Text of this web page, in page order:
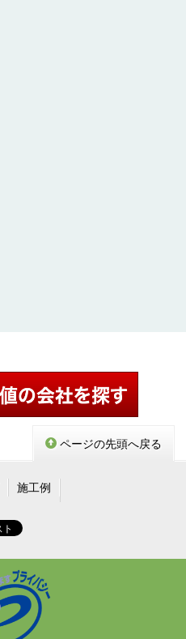
ページの先頭へ戻る
施工例